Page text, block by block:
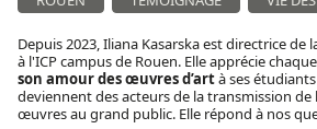
Depuis 2023, Iliana Kasarska est directrice de
à l'ICP campus de Rouen. Elle apprécie
son amour des œuvres d’artà ses
deviennent des acteurs de la transmission de
œuvres au grand public. Elle répond à nos